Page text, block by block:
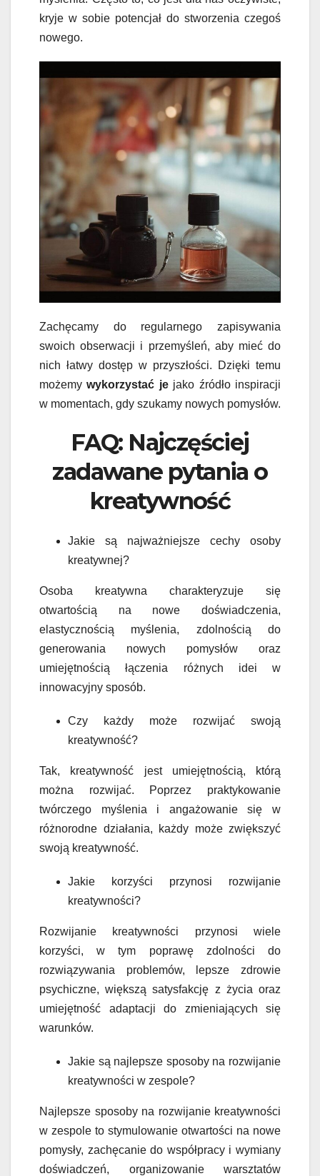
kryje w sobie potencjał do stworzenia czegoś
nowego.
Zachęcamy do regularnego zapisywania
swoich obserwacji i przemyśleń, aby mieć do
nich łatwy dostęp w przyszłości. Dzięki temu
możemywykorzystać jejako źródło inspiracji
w momentach, gdy szukamy nowych pomysłów.
FAQ: Najczęściej
zadawane pytania o
kreatywność
Jakie są najważniejsze cechy osoby
kreatywnej?
Osoba kreatywna charakteryzuje się
otwartością na nowe doświadczenia,
elastycznością myślenia, zdolnością do
generowania nowych pomysłów oraz
umiejętnością łączenia różnych idei w
innowacyjny sposób.
Czy każdy może rozwijać swoją
kreatywność?
Tak, kreatywność jest umiejętnością, którą
można rozwijać. Poprzez praktykowanie
twórczego myślenia i angażowanie się w
różnorodne działania, każdy może zwiększyć
swoją kreatywność.
Jakie korzyści przynosi rozwijanie
kreatywności?
Rozwijanie kreatywności przynosi wiele
korzyści, w tym poprawę zdolności do
rozwiązywania problemów, lepsze zdrowie
psychiczne, większą satysfakcję z życia oraz
umiejętność adaptacji do zmieniających się
warunków.
Jakie są najlepsze sposoby na rozwijanie
kreatywności w zespole?
Najlepsze sposoby na rozwijanie kreatywności
w zespole to stymulowanie otwartości na nowe
pomysły, zachęcanie do współpracy i wymiany
doświadczeń, organizowanie warsztatów